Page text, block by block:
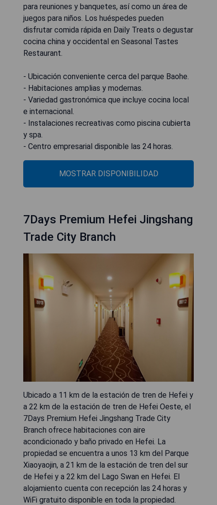
para reuniones y banquetes, así como un área de
juegos para niños. Los huéspedes pueden
disfrutar comida rápida en Daily Treats o degustar
cocina china y occidental en Seasonal Tastes
Restaurant.
- Ubicación conveniente cerca del parque Baohe.
- Habitaciones amplias y modernas.
- Variedad gastronómica que incluye cocina local
e internacional.
- Instalaciones recreativas como piscina cubierta
y spa.
- Centro empresarial disponible las 24 horas.
MOSTRAR DISPONIBILIDAD
7Days Premium Hefei Jingshang
Trade City Branch
Ubicado a 11 km de la estación de tren de Hefei y
a 22 km de la estación de tren de Hefei Oeste, el
7Days Premium Hefei Jingshang Trade City
Branch ofrece habitaciones con aire
acondicionado y baño privado en Hefei. La
propiedad se encuentra a unos 13 km del Parque
Xiaoyaojin, a 21 km de la estación de tren del sur
de Hefei y a 22 km del Lago Swan en Hefei. El
alojamiento cuenta con recepción las 24 horas y
WiFi gratuito disponible en toda la propiedad.